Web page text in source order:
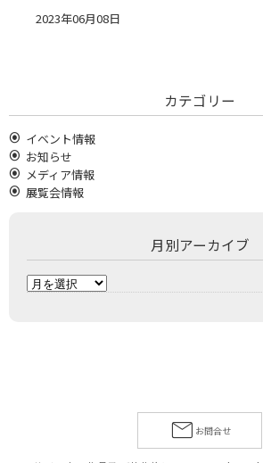
2023年06月08日
カテゴリー
イベント情報
お知らせ
メディア情報
展覧会情報
月別アーカイブ
月
お問合せ